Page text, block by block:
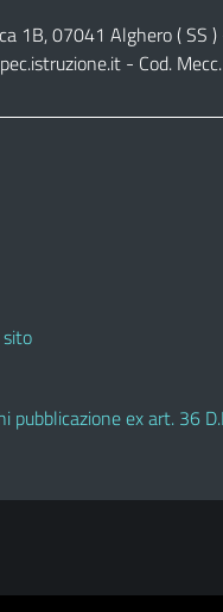
1B, 07041 Alghero ( SS
- Cod.
pubblicazione ex art. 36